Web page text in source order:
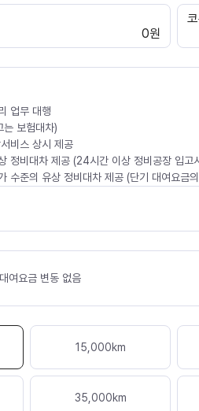
0원
업무 대행
는 보험대차)
비스 상시 제공
정비대차 제공 (24시간 이상 정비공장 입고
수준의 유상 정비대차 제공 (단기 대여요금
여요금 변동 없음
15,000km
35,000km